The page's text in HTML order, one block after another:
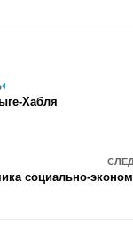
Хабля
социально-